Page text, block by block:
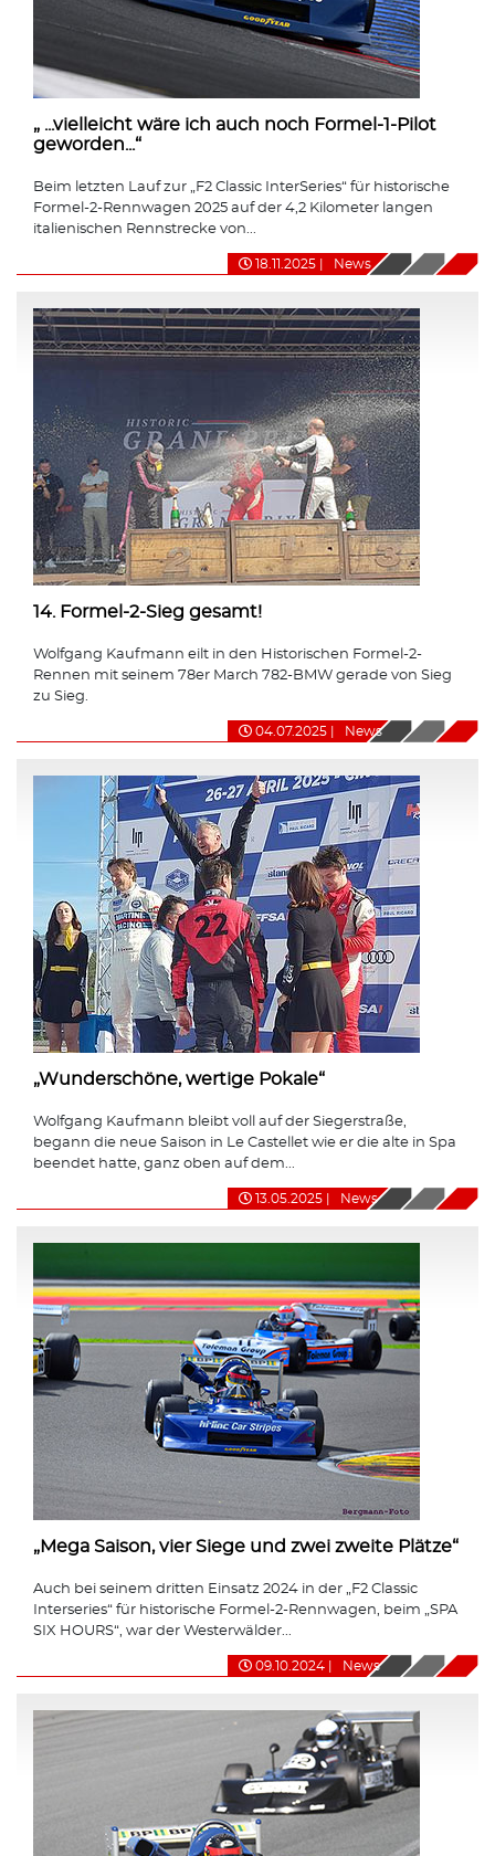
„ ...vielleicht wäre ich auch noch Formel-1-Pilot
geworden...“
Beim letzten Lauf zur „F2 Classic InterSeries“ für historische
Formel-2-Rennwagen 2025 auf der 4,2 Kilometer langen
italienischen Rennstrecke von...
18.11.2025 News
14. Formel-2-Sieg gesamt!
Wolfgang Kaufmann eilt in den Historischen Formel-2-
Rennen mit seinem 78er March 782-BMW gerade von Sieg
zu Sieg.
04.07.2025 News
„Wunderschöne, wertige Pokale“
Wolfgang Kaufmann bleibt voll auf der Siegerstraße,
begann die neue Saison in Le Castellet wie er die alte in Spa
beendet hatte, ganz oben auf dem...
13.05.2025 News
„Mega Saison, vier Siege und zwei zweite Plätze“
Auch bei seinem dritten Einsatz 2024 in der „F2 Classic
Interseries“ für historische Formel-2-Rennwagen, beim „SPA
SIX HOURS“, war der Westerwälder...
09.10.2024 News